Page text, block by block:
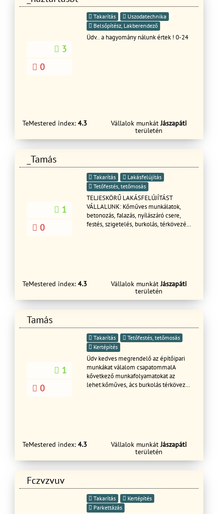
3
0
Takarítás
Uszodatechnika
Belsőpítész, Lakberendező
Üdv.. a hagyomány nálunk értek ! 0-24
TeMestered index: 4.3 Vállalok munkátJászapáti
területén
_Tamás
1
0
Takarítás
Lakásfelújítás
Tetőfestés, tetőmosás
TELJESKÖRŰ LAKÁSFELÚJÍTÁST
VÁLLALUNK: Kőműves munkálatok,
betonozás, falazás, nyílászáró csere,
festés, szigetelés, burkolás, térkövezés,
TeMestered index: 4.3 Vállalok munkátJászapáti
területén
Tamás
1
0
Takarítás
Tetőfestés, tetőmosás
Kertépítés
Üdv kedves megrendelő az építőipari
munkákat válalom csapatommalA
kővetkező munkafolyamatokat az
lehet:kőműves, ács burkolás térkövezés
TeMestered index: 4.3 Vállalok munkátJászapáti
területén
Fczvzvuv
Takarítás
Kertépítés
Parkettázás